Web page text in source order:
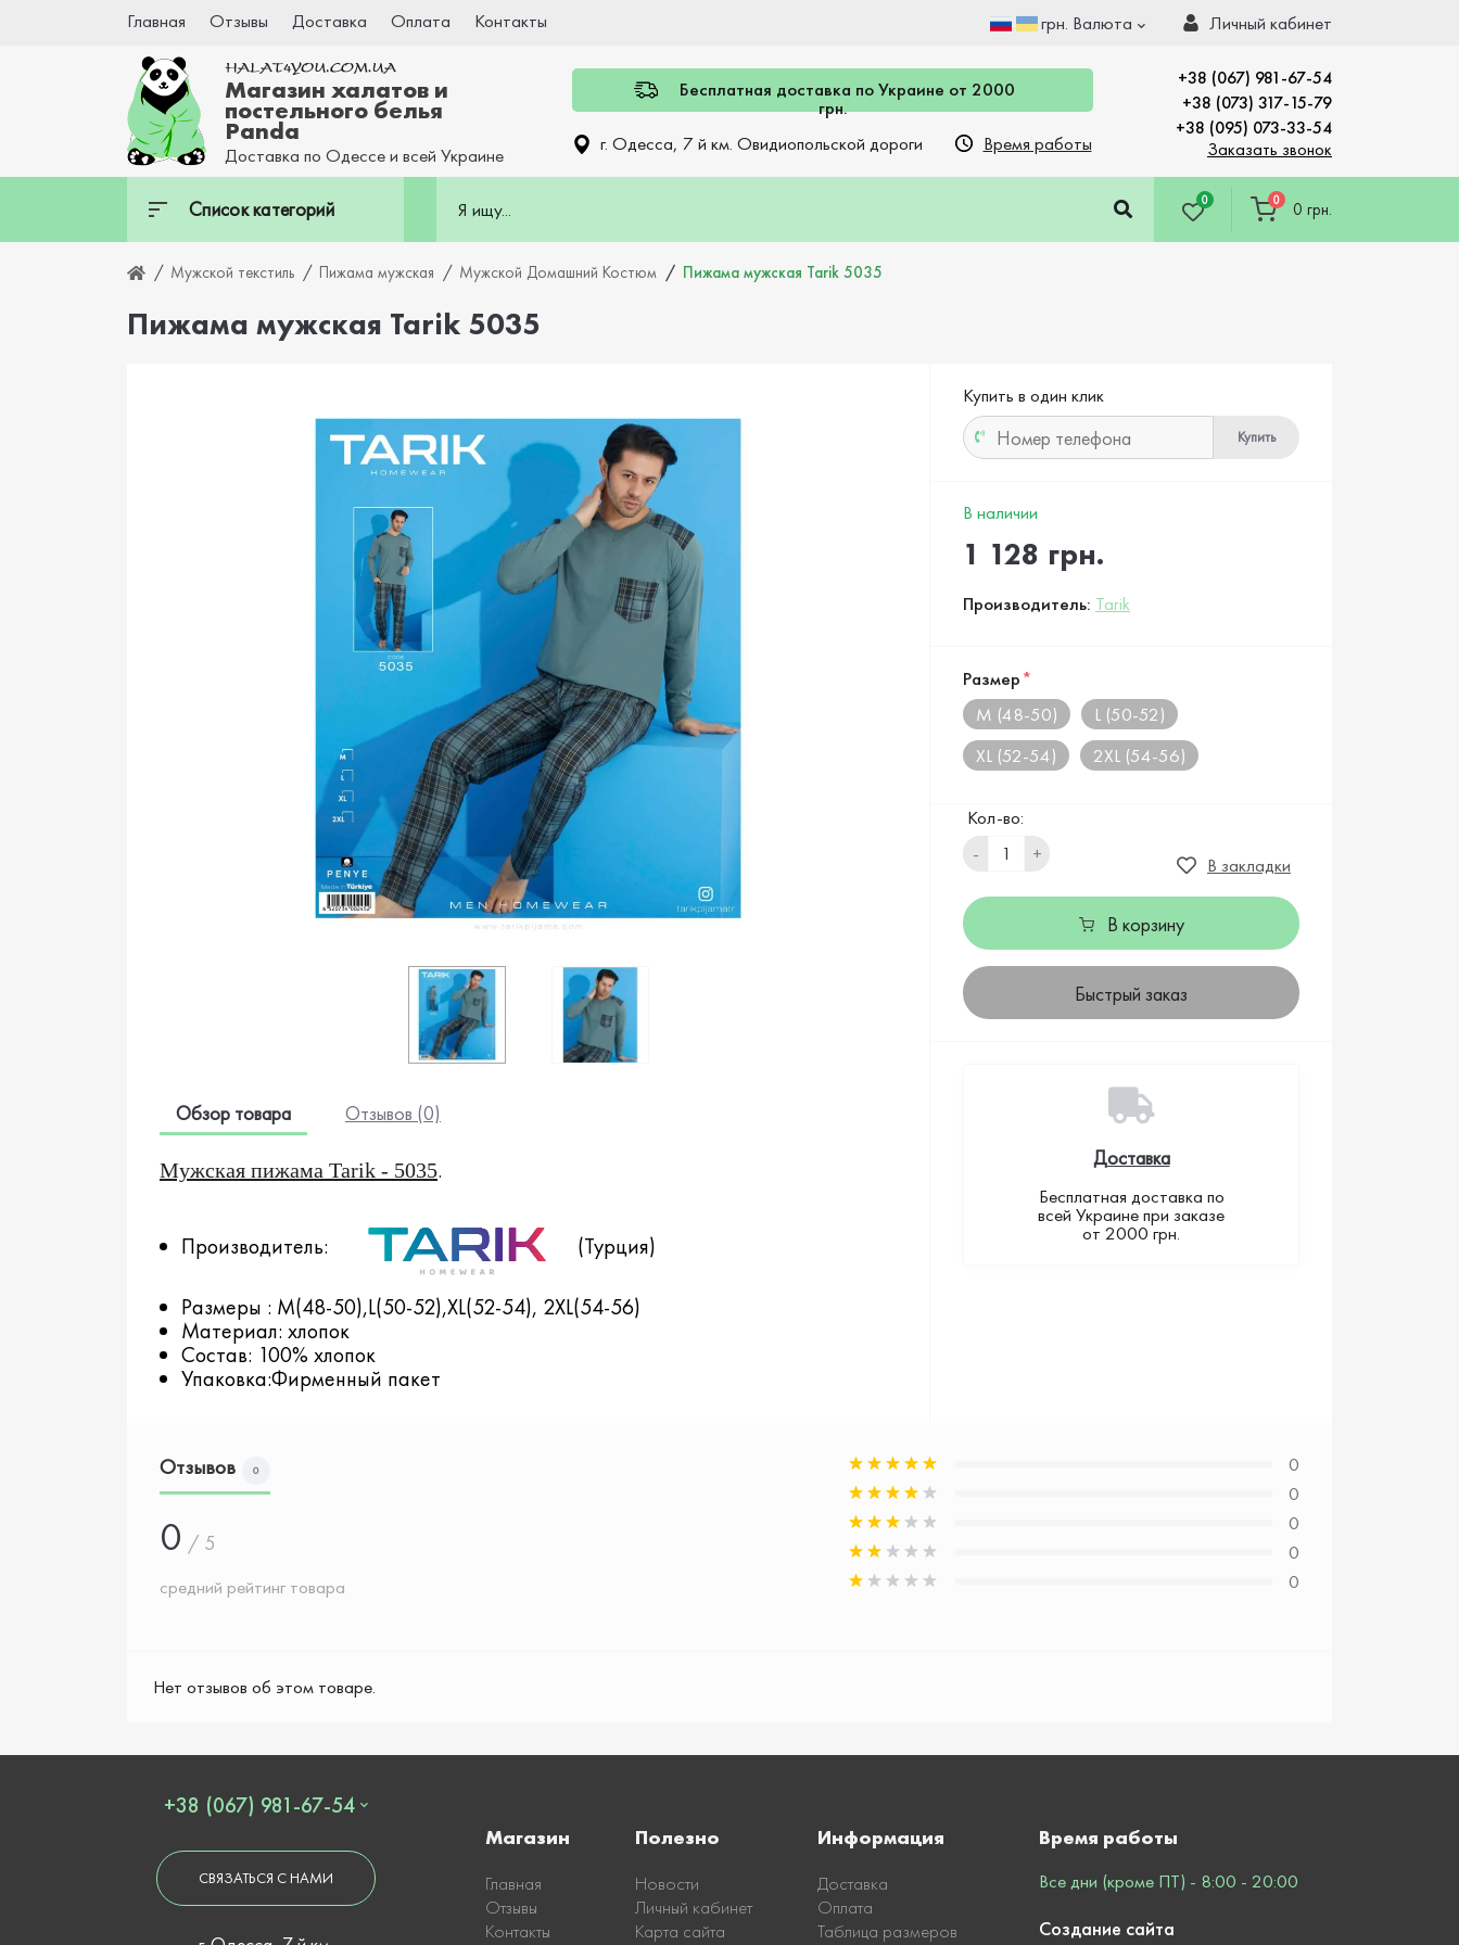
Главная Отзывы Доставка Оплата Контакты грн. Валюта Личный кабинет
Магазин халатов и
постельного белья
Panda
Доставка по Одессе и всей Украине
Бесплатная доставка по Украине от 2000
грн.
г. Одесса, 7 й км. Овидиопольской дороги
Время работы
+38 (067) 981-67-54
+38 (073) 317-15-79
+38 (095) 073-33-54
Заказать звонок
Список категорий 0 0 0 грн.
Мужской текстиль Пижама мужская Мужской Домашний Костюм Пижама мужская Tarik 5035
Пижама мужская Tarik 5035
Обзор товара Отзывов (0)
Мужская пижама Tarik - 5035.
Производитель: (Турция)
Размеры : M(48-50),L(50-52),XL(52-54), 2XL(54-56)
Материал: хлопок
Состав: 100% хлопок
Упаковка:Фирменный пакет
Купить в один клик
Купить
В наличии
1 128 грн.
Производитель: Tarik
Размер*
M (48-50)
L (50-52)
XL (52-54)
2XL (54-56)
Кол-во:
-
+
В закладки
В корзину
Быстрый заказ
Доставка
Бесплатная доставка по
всей Украине при заказе
от 2000 грн.
Отзывов 0
0 / 5
средний рейтинг товара
0
0
0
0
0
Нет отзывов об этом товаре.
+38 (067) 981-67-54
СВЯЗАТЬСЯ С НАМИ
Магазин
Главная
Отзывы
Контакты
Полезно
Новости
Личный кабинет
Карта сайта
Информация
Доставка
Оплата
Таблица размеров
Время работы
Все дни (кроме ПТ) - 8:00 - 20:00
Создание сайта